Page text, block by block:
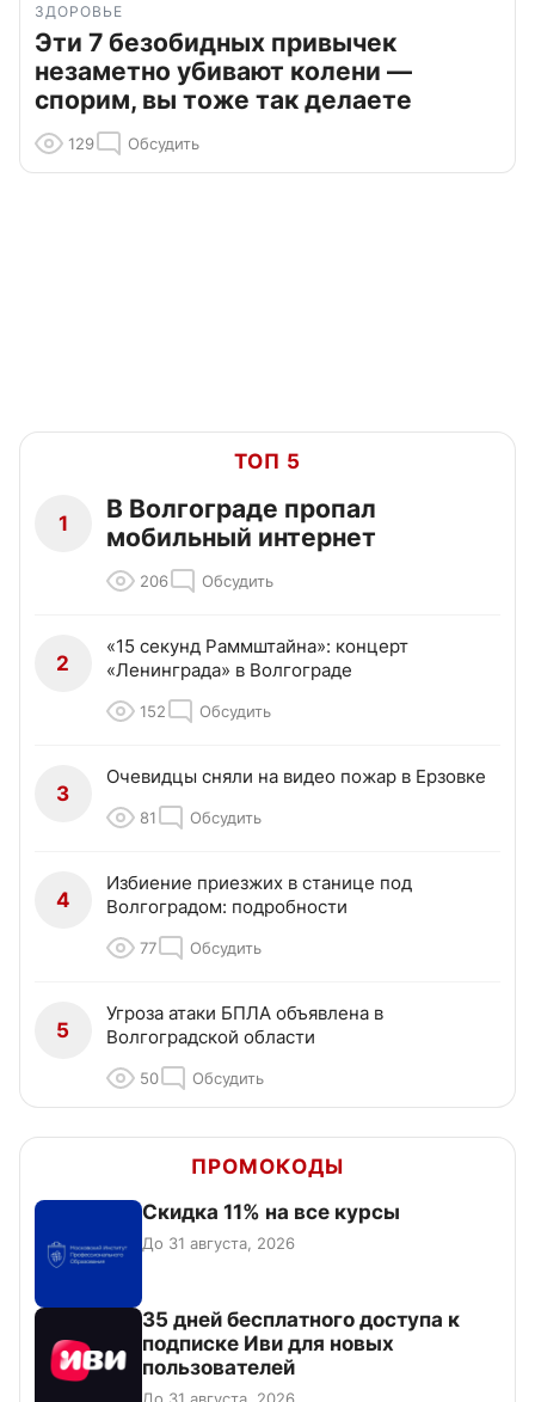
ЗДОРОВЬЕ
Эти 7 безобидных привычек
незаметно убивают колени —
спорим, вы тоже так делаете
129 Обсудить
ТОП 5
1
В Волгограде пропал
мобильный интернет
206 Обсудить
2
«15 секунд Раммштайна»: концерт
«Ленинграда» в Волгограде
152 Обсудить
3
Очевидцы сняли на видео пожар в Ерзовке
81 Обсудить
4
Избиение приезжих в станице под
Волгоградом: подробности
77 Обсудить
5
Угроза атаки БПЛА объявлена в
Волгоградской области
50 Обсудить
ПРОМОКОДЫ
Скидка 11% на все курсы
До 31 августа, 2026
35 дней бесплатного доступа к
подписке Иви для новых
пользователей